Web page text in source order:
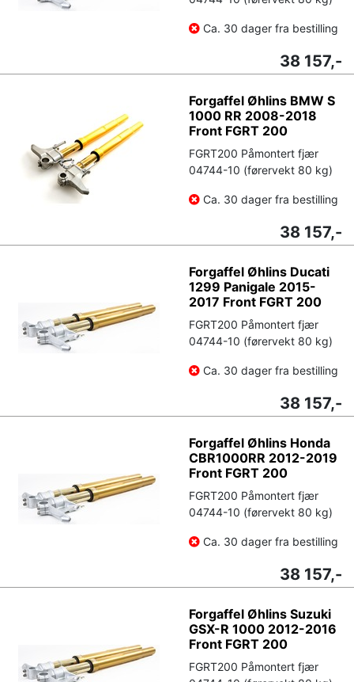
Ca. 30 dager fra bestilling
38 157,-
Forgaffel Øhlins BMW S
1000 RR 2008-2018
Front FGRT 200
FGRT200 Påmontert fjær
04744-10 (førervekt 80 kg)
Ca. 30 dager fra bestilling
38 157,-
Forgaffel Øhlins Ducati
1299 Panigale 2015-
2017 Front FGRT 200
FGRT200 Påmontert fjær
04744-10 (førervekt 80 kg)
Ca. 30 dager fra bestilling
38 157,-
Forgaffel Øhlins Honda
CBR1000RR 2012-2019
Front FGRT 200
FGRT200 Påmontert fjær
04744-10 (førervekt 80 kg)
Ca. 30 dager fra bestilling
38 157,-
Forgaffel Øhlins Suzuki
GSX-R 1000 2012-2016
Front FGRT 200
FGRT200 Påmontert fjær